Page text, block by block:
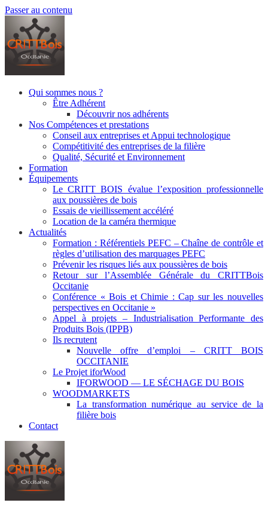
Passer au contenu
Qui sommes nous ?
Être Adhérent
Découvrir nos adhérents
Nos Compétences et prestations
Conseil aux entreprises et Appui technologique
Compétitivité des entreprises de la filière
Qualité, Sécurité et Environnement
Formation
Équipements
Le CRITT BOIS évalue l’exposition professionnelle
aux poussières de bois
Essais de vieillissement accéléré
Location de la caméra thermique
Actualités
Formation : Référentiels PEFC – Chaîne de contrôle et
règles d’utilisation des marquages PEFC
Prévenir les risques liés aux poussières de bois
Retour sur l’Assemblée Générale du CRITTBois
Occitanie
Conférence « Bois et Chimie : Cap sur les nouvelles
perspectives en Occitanie »
Appel à projets – Industrialisation Performante des
Produits Bois (IPPB)
Ils recrutent
Nouvelle offre d’emploi – CRITT BOIS
OCCITANIE
Le Projet iforWood
IFORWOOD — LE SÉCHAGE DU BOIS
WOODMARKETS
La transformation numérique au service de la
filière bois
Contact